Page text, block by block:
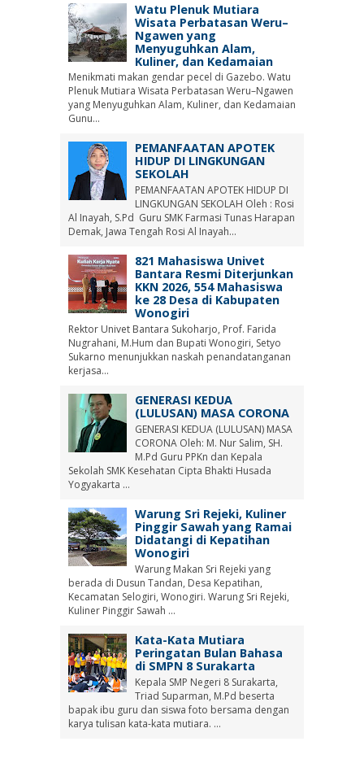
Watu Plenuk Mutiara
Wisata Perbatasan Weru–
Ngawen yang
Menyuguhkan Alam,
Kuliner, dan Kedamaian
Menikmati makan gendar pecel di Gazebo. Watu
Plenuk Mutiara Wisata Perbatasan Weru–Ngawen
yang Menyuguhkan Alam, Kuliner, dan Kedamaian
Gunu...
PEMANFAATAN APOTEK
HIDUP DI LINGKUNGAN
SEKOLAH
PEMANFAATAN APOTEK HIDUP DI
LINGKUNGAN SEKOLAH Oleh : Rosi
Al Inayah, S.Pd Guru SMK Farmasi Tunas Harapan
Demak, Jawa Tengah Rosi Al Inayah...
821 Mahasiswa Univet
Bantara Resmi Diterjunkan
KKN 2026, 554 Mahasiswa
ke 28 Desa di Kabupaten
Wonogiri
Rektor Univet Bantara Sukoharjo, Prof. Farida
Nugrahani, M.Hum dan Bupati Wonogiri, Setyo
Sukarno menunjukkan naskah penandatanganan
kerjasa...
GENERASI KEDUA
(LULUSAN) MASA CORONA
GENERASI KEDUA (LULUSAN) MASA
CORONA Oleh: M. Nur Salim, SH.
M.Pd Guru PPKn dan Kepala
Sekolah SMK Kesehatan Cipta Bhakti Husada
Yogyakarta ...
Warung Sri Rejeki, Kuliner
Pinggir Sawah yang Ramai
Didatangi di Kepatihan
Wonogiri
Warung Makan Sri Rejeki yang
berada di Dusun Tandan, Desa Kepatihan,
Kecamatan Selogiri, Wonogiri. Warung Sri Rejeki,
Kuliner Pinggir Sawah ...
Kata-Kata Mutiara
Peringatan Bulan Bahasa
di SMPN 8 Surakarta
Kepala SMP Negeri 8 Surakarta,
Triad Suparman, M.Pd beserta
bapak ibu guru dan siswa foto bersama dengan
karya tulisan kata-kata mutiara. ...